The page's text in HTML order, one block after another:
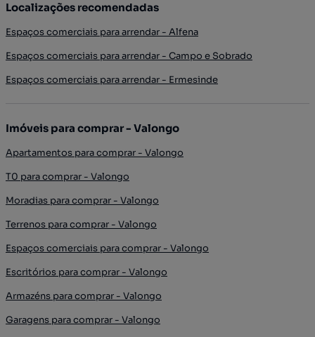
Localizações recomendadas
Espaços comerciais para arrendar - Alfena
Espaços comerciais para arrendar - Campo e Sobrado
Espaços comerciais para arrendar - Ermesinde
Imóveis para comprar - Valongo
Apartamentos para comprar - Valongo
T0 para comprar - Valongo
Moradias para comprar - Valongo
Terrenos para comprar - Valongo
Espaços comerciais para comprar - Valongo
Escritórios para comprar - Valongo
Armazéns para comprar - Valongo
Garagens para comprar - Valongo